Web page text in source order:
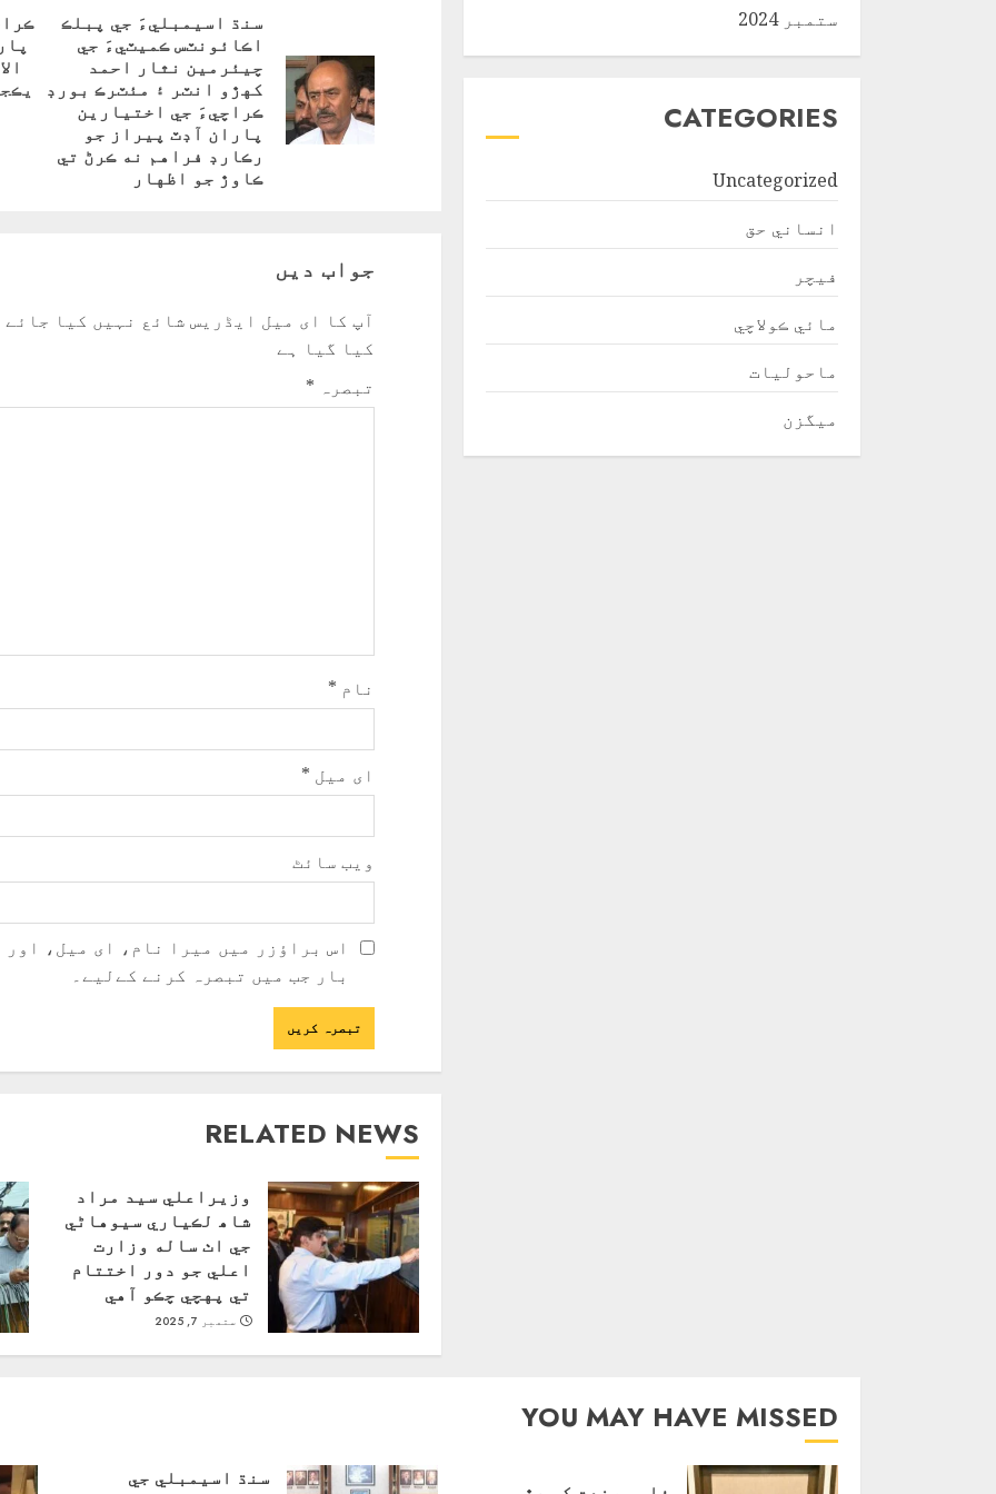
Readingسنڌ اسيمبليءَ جي پبلڪ
اڪائونٽس ڪميٽيءَ جي
چيئرمين نثار احمد
کهڙو انٽر ۽ مئٽرڪ بورڊ
ڪراچيءَ جي اختيارين
پاران آڊٽ پيراز جو
رڪارڊ فراهم نه ڪرڻ تي
ڪاوڙ جو اظهار
جواب دیں
آپ کا ای میل ایڈریس شائع نہیں کیا جائے
کیا گیا ہے
تبصرہ *
نام *
ای میل *
ویب‌ سائٹ
اس براؤزر میں میرا نام، ای میل،
بار جب میں تبصرہ کرنے کےلیے۔
RELATED NEWS
وزيراعلي سيد مراد
شاھ لڪياري سيوهاڻي
جي اٺ ساله وزارت
اعلي جو دور اختتام
تي پهچي چڪو آهي
ستمبر 7, 2025
ستمبر 2024
CATEGORIES
Uncategorized
انساني حق
فیچر
مائي ڪولاچي
ماحولیات
ميگزن
YOU MAY HAVE MISSED
سنڌ اسيمبلي جي